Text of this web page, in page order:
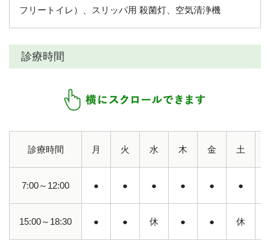
フリートイレ）、スリッパ用 殺菌灯、空気清浄機
診療時間
診療時間 月 火 水 木 金 土
7:00～12:00 ● ● ● ● ● ●
15:00～18:30 ● ● 休 ● ● 休